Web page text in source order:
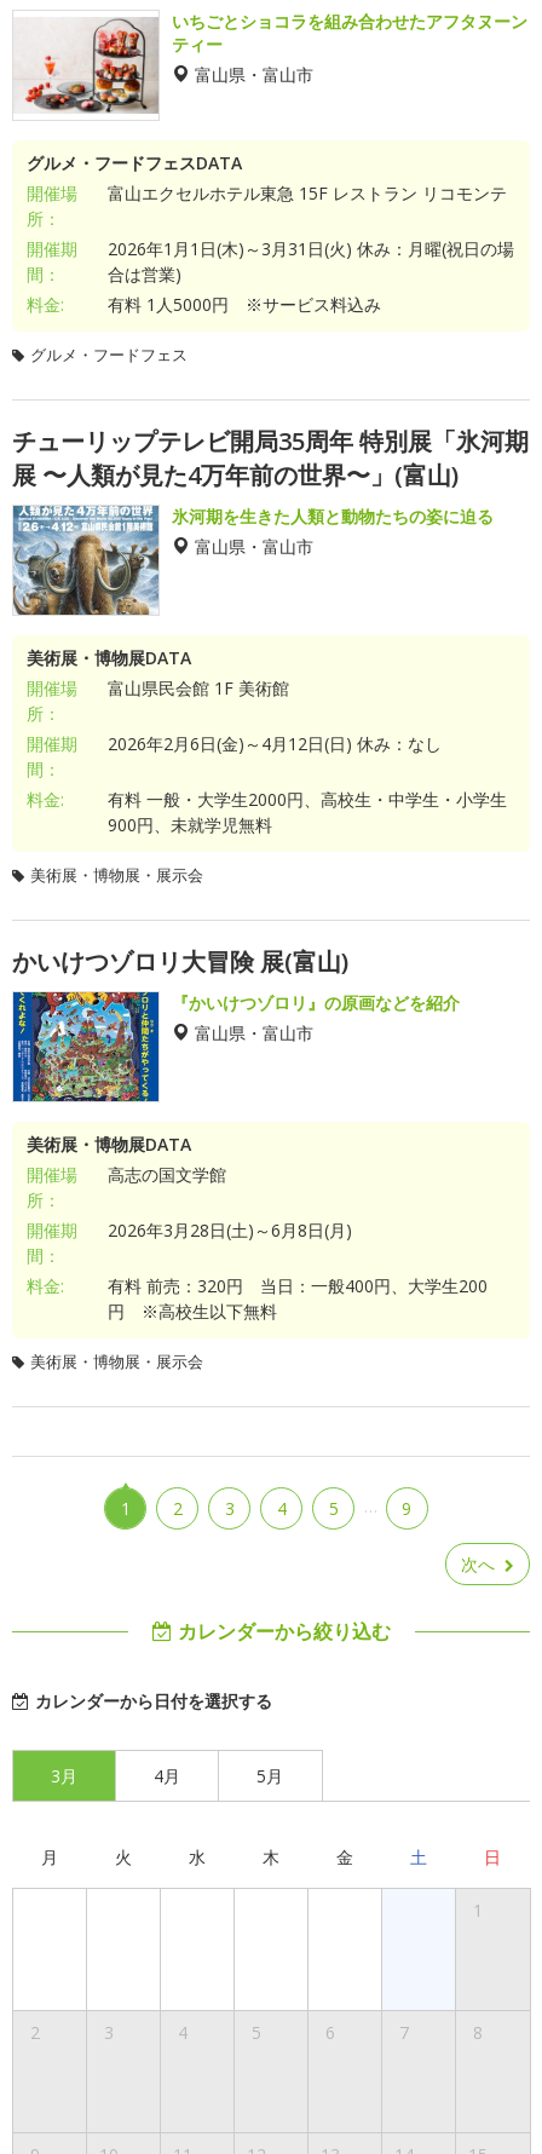
いちごとショコラを組み合わせたアフタヌーン
ティー
富山県・富山市
グルメ・フードフェスDATA
開催場
所：
富山エクセルホテル東急 15F レストラン リコモンテ
開催期
間：
2026年1月1日(木)～3月31日(火) 休み：月曜(祝日の場
合は営業)
料金:
有料 1人5000円 ※サービス料込み
グルメ・フードフェス
チューリップテレビ開局35周年 特別展「氷河期
展 〜人類が見た4万年前の世界〜」(富山)
氷河期を生きた人類と動物たちの姿に迫る
富山県・富山市
美術展・博物展DATA
開催場
所：
富山県民会館 1F 美術館
開催期
間：
2026年2月6日(金)～4月12日(日) 休み：なし
料金:
有料 一般・大学生2000円、高校生・中学生・小学生
900円、未就学児無料
美術展・博物展・展示会
かいけつゾロリ大冒険 展(富山)
『かいけつゾロリ』の原画などを紹介
富山県・富山市
美術展・博物展DATA
開催場
所：
高志の国文学館
開催期
間：
2026年3月28日(土)～6月8日(月)
料金:
有料 前売：320円 当日：一般400円、大学生200
円 ※高校生以下無料
美術展・博物展・展示会
1 2 3 4 5 … 9
次へ
カレンダーから絞り込む
カレンダーから日付を選択する
3月 4月 5月
月 火 水 木 金 土 日
1
2 3 4 5 6 7 8